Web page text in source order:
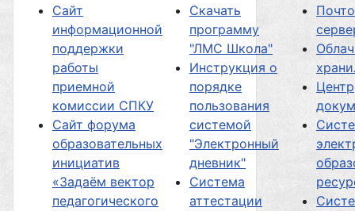
Сайт
информационной
поддержки
работы
приемной
комиссии СПКУ
Сайт форума
образовательных
инициатив
«Задаём вектор
педагогического
Скачать
программу
"ЛМС Школа"
Инструкция о
порядке
пользования
системой
"Электронный
дневник"
Система
аттестации
Центр